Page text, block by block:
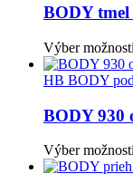
BODY tmel
Výber
HB BODY
BODY 930
Výber